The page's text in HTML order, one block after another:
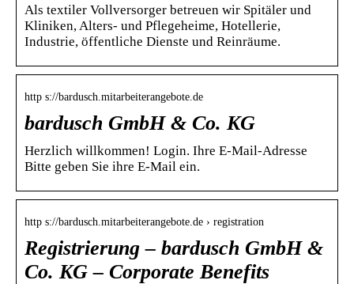
Als textiler Vollversorger betreuen wir Spitäler und
Kliniken, Alters- und Pflegeheime, Hotellerie,
Industrie, öffentliche Dienste und Reinräume.
http s://bardusch.mitarbeiterangebote.de
bardusch GmbH & Co. KG
Herzlich willkommen! Login. Ihre E-Mail-Adresse
Bitte geben Sie ihre E-Mail ein.
http s://bardusch.mitarbeiterangebote.de › registration
Registrierung – bardusch GmbH &
Co. KG – Corporate Benefits